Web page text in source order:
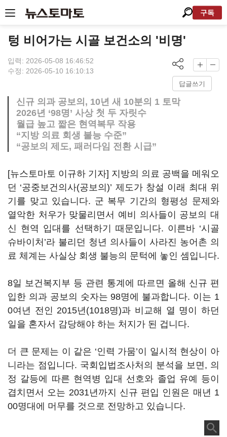
구독
텅 비어가는 시골 보건소의 '비명'
입력: 2026-05-08 16:46:52
수정: 2026-05-10 16:10:13
답글쓰기
신규 의과 공보의, 10년 새 10분의 1 토막
2026년 ‘98명’ 사상 첫 두 자릿수
월급 높고 짧은 현역복무 작용
“지방 의료 회생 불능 수준”
“공보의 제도, 패러다임 전환 시급”
[뉴스토마토 이규하 기자] 지방의 의료 공백을 메워오
던 ‘공중보건의사(공보의)’ 제도가 창설 이래 최대 위
기를 맞고 있습니다. 군 복무 기간의 형평성 문제와
열악한 처우가 맞물리면서 예비 의사들이 공보의 대
신 현역 입대를 선택하기 때문입니다. 이른바 ‘시골
슈바이처’라 불리던 청년 의사들이 사라진 농어촌 의
료 체계는 사실상 회생 불능의 문턱에 놓인 셈입니다.
8일 보건복지부 등 관련 통계에 따르면 올해 신규 편
입한 의과 공보의 숫자는 98명에 불과합니다. 이는 1
0여년 전인 2015년(1018명)과 비교해 열 명이 하던
일을 혼자서 감당해야 하는 처지가 된 겁니다.
더 큰 문제는 이 같은 ‘인력 가뭄’이 일시적 현상이 아
니라는 점입니다. 국회입법조사처의 분석을 보면, 의
정 갈등에 따른 현역병 입대 선호와 졸업 유예 등이
겹치면서 오는 2031년까지 신규 편입 인원은 매년 1
00명대에 머무를 것으로 전망하고 있습니다.